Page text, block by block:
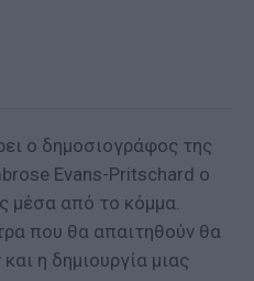
ο δημοσιογράφος της
Evans-Pritschard ο
μέσα από το κόμμα.
που θα απαιτηθούν θα
η δημιουργία μιας